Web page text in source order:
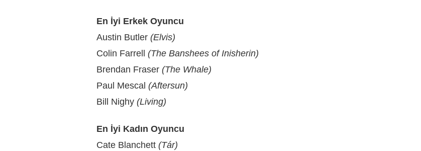
En İyi Erkek Oyuncu
Austin Butler (Elvis)
Colin Farrell (The Banshees of Inisherin)
Brendan Fraser (The Whale)
Paul Mescal (Aftersun)
Bill Nighy (Living)
En İyi Kadın Oyuncu
Cate Blanchett (Tár)